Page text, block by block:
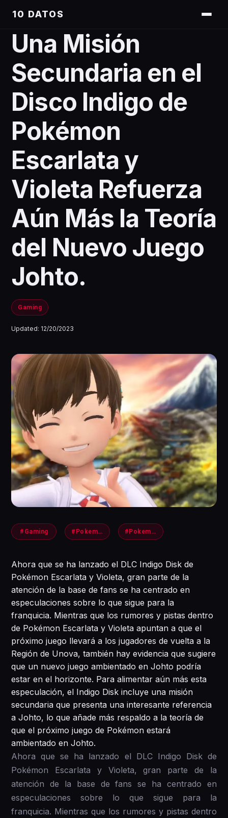
10 DATOS
Una Misión
Secundaria en el
Disco Indigo de
Pokémon
Escarlata y
Violeta Refuerza
Aún Más la Teoría
del Nuevo Juego
Johto.
Gaming
Updated: 12/20/2023
#Gaming #Pokemon #PokemonScarlet
Ahora que se ha lanzado el DLC Indigo Disk de
Pokémon Escarlata y Violeta, gran parte de la
atención de la base de fans se ha centrado en
especulaciones sobre lo que sigue para la
franquicia. Mientras que los rumores y pistas dentro
de Pokémon Escarlata y Violeta apuntan a que el
próximo juego llevará a los jugadores de vuelta a la
Región de Unova, también hay evidencia que sugiere
que un nuevo juego ambientado en Johto podría
estar en el horizonte. Para alimentar aún más esta
especulación, el Indigo Disk incluye una misión
secundaria que presenta una interesante referencia
a Johto, lo que añade más respaldo a la teoría de
que el próximo juego de Pokémon estará
ambientado en Johto.
Ahora que se ha lanzado el DLC Indigo Disk de
Pokémon Escarlata y Violeta, gran parte de la
atención de la base de fans se ha centrado en
especulaciones sobre lo que sigue para la
franquicia. Mientras que los rumores y pistas dentro